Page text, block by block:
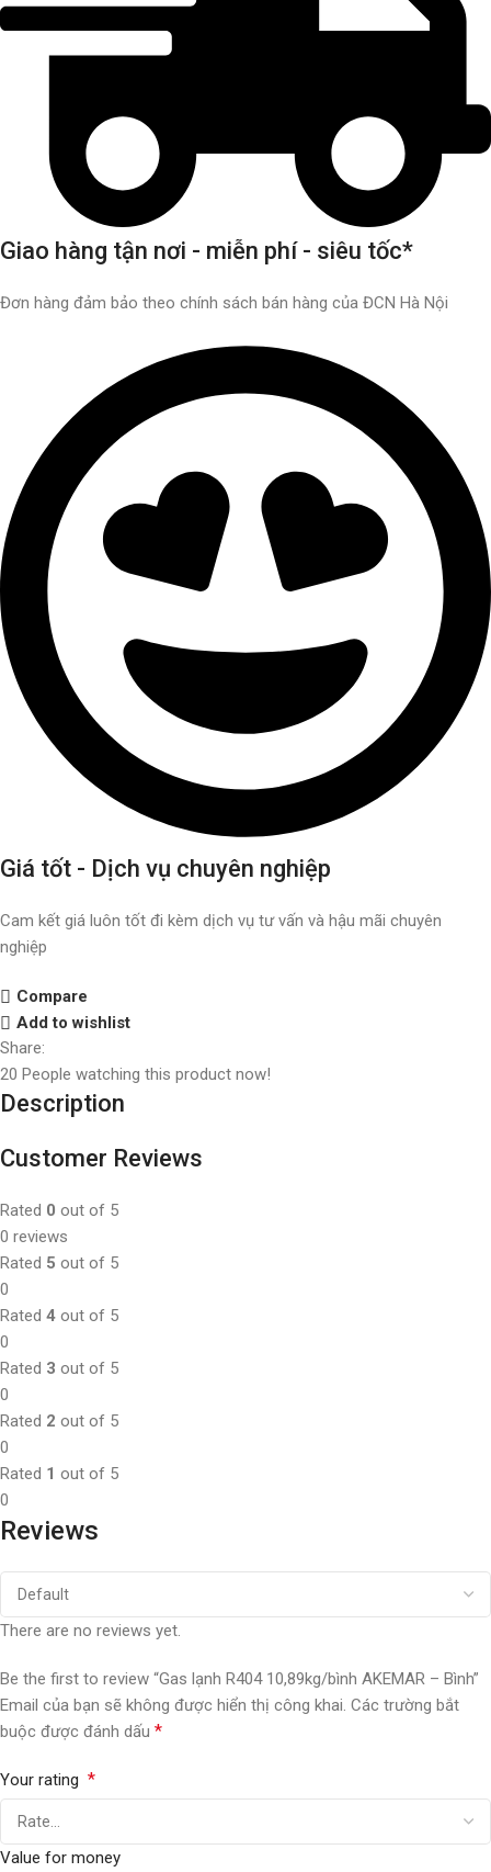
Giao hàng tận nơi - miễn phí - siêu tốc*
Đơn hàng đảm bảo theo chính sách bán hàng của ĐCN Hà Nội
Giá tốt - Dịch vụ chuyên nghiệp
Cam kết giá luôn tốt đi kèm dịch vụ tư vấn và hậu mãi chuyên
nghiệp
Compare
Add to wishlist
Share:
20 People watching this product now!
Description
Customer Reviews
Rated 0 out of 5
0 reviews
Rated 5 out of 5
0
Rated 4 out of 5
0
Rated 3 out of 5
0
Rated 2 out of 5
0
Rated 1 out of 5
0
Reviews
There are no reviews yet.
Be the first to review “Gas lạnh R404 10,89kg/bình AKEMAR – Bình”
Email của bạn sẽ không được hiển thị công khai. Các trường bắt
buộc được đánh dấu *
Your rating *
Value for money